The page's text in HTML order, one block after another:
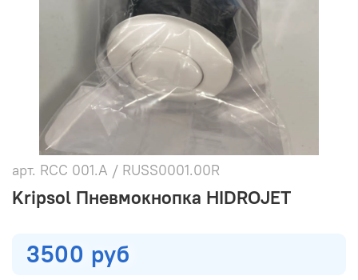
арт. RCC 001.A / RUSS0001.00R
Kripsol Пневмокнопка HIDROJET
3500 руб